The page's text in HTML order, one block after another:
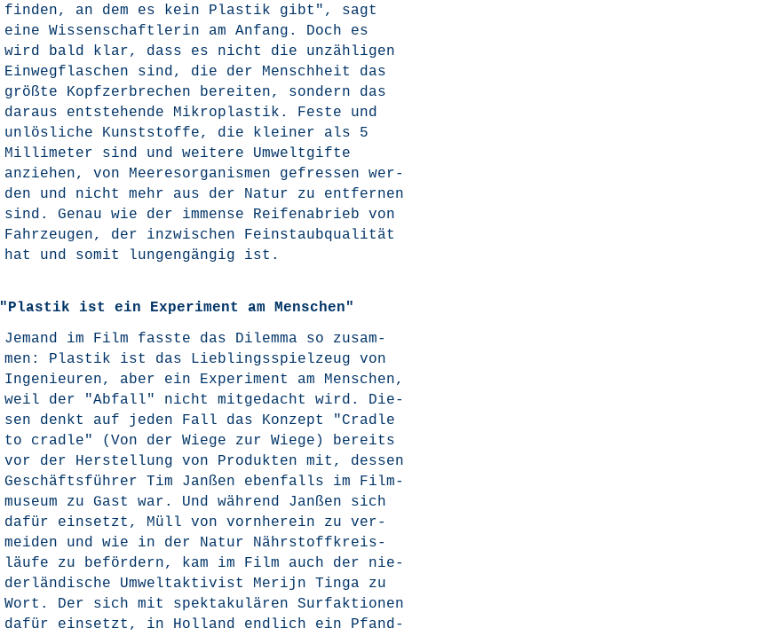
fin­den, an dem es kein Plas­tik gibt", sagt
eine Wis­sen­schaft­le­rin am Anfang. Doch es
wird bald klar, dass es nicht die unzäh­li­gen
Ein­weg­fla­schen sind, die der Mensch­heit das
größ­te Kopf­zer­bre­chen berei­ten, son­dern das
dar­aus ent­ste­hen­de Mikro­plas­tik. Fes­te und
unlös­li­che Kunst­stof­fe, die klei­ner als 5
Mil­li­me­ter sind und wei­te­re Umwelt­gif­te
anzie­hen, von Mee­res­or­ga­nis­men gefres­sen wer­
den und nicht mehr aus der Natur zu ent­fer­nen
sind. Genau wie der immense Rei­fen­ab­rieb von
Fahr­zeu­gen, der inzwi­schen Fein­staub­qua­li­tät
hat und somit lun­gen­gän­gig ist.
"Plastik ist ein Experiment am Menschen"
Jemand im Film fass­te das Dilem­ma so zusam­
men: Plas­tik ist das Lieb­lings­spiel­zeug von
Inge­nieu­ren, aber ein Expe­ri­ment am Men­schen,
weil der "Abfall" nicht mit­ge­dacht wird. Die­
sen denkt auf jeden Fall das Kon­zept "Crad­le
to crad­le" (Von der Wie­ge zur Wie­ge) bereits
vor der Her­stel­lung von Pro­duk­ten mit, des­sen
Geschäfts­füh­rer Tim Jan­ßen eben­falls im Film­
mu­se­um zu Gast war. Und wäh­rend Jan­ßen sich
dafür ein­setzt, Müll von vorn­her­ein zu ver­
mei­den und wie in der Natur Nähr­stoff­kreis­
läu­fe zu beför­dern, kam im Film auch der nie­
der­län­di­sche Umwelt­ak­ti­vist Meri­jn Tin­ga zu
Wort. Der sich mit spek­ta­ku­lä­ren Sur­fak­tio­nen
dafür ein­setzt, in Hol­land end­lich ein Pfand­